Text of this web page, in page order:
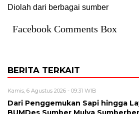
Diolah dari berbagai sumber
Facebook Comments Box
BERITA TERKAIT
Kamis, 6 Agustus 2026 - 09:31 WIB
Dari Penggemukan Sapi hingga